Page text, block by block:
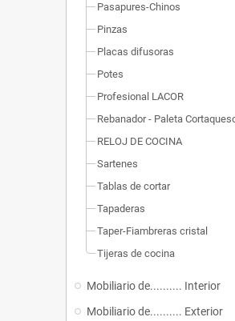
Pasapures-Chinos
Pinzas
Placas difusoras
Potes
Profesional LACOR
Rebanador - Paleta
RELOJ DE COCINA
Sartenes
Tablas de cortar
Tapaderas
Taper-Fiambreras cristal
Tijeras de cocina
Mobiliario de.......... Interior
Mobiliario de.......... Exterior